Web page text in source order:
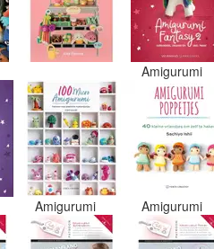
Amigurumi
Amigurumi Amigurumi